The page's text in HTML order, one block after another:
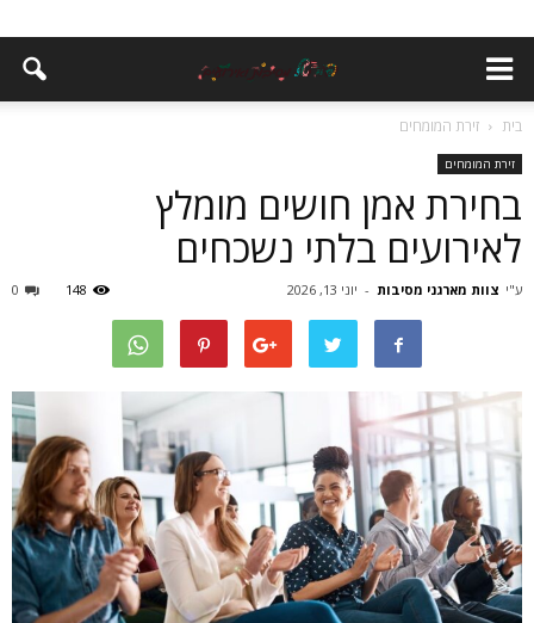
בית זירת המומחים
זירת המומחים
בחירת אמן חושים מומלץ
לאירועים בלתי נשכחים
ע"י צוות מארגני מסיבות - יוני 13, 2026 0 148